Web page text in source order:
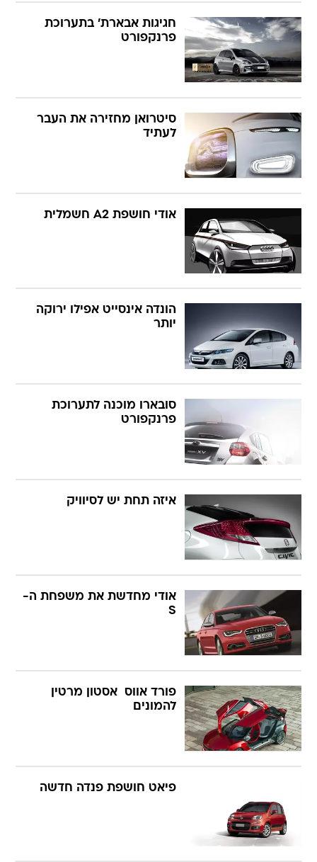
חגיגות אבארת' בתערוכת
פרנקפורט
סיטרואן מחזירה את העבר
לעתיד
אודי חושפת A2 חשמלית
הונדה אינסייט אפילו ירוקה
יותר
סובארו מוכנה לתערוכת
פרנקפורט
איזה תחת יש לסיוויק
אודי מחדשת את משפחת ה-
S
פורד אווס  אסטון מרטין
להמונים
פיאט חושפת פנדה חדשה